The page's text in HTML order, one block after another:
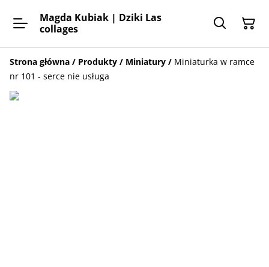
Magda Kubiak | Dziki Las
collages
Strona główna / Produkty / Miniatury / Miniaturka w ramce
nr 101 - serce nie usługa